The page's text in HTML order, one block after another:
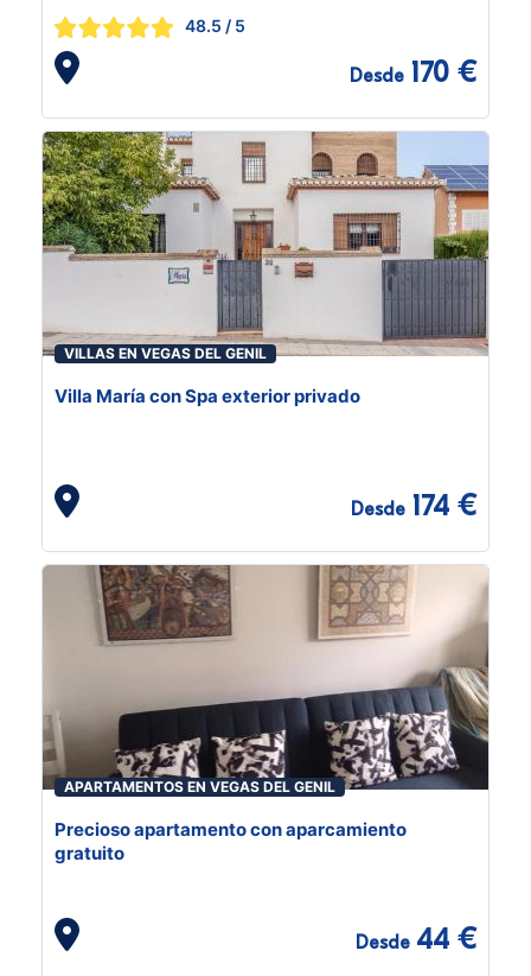
48.5 / 5
Desde 170 €
VILLAS EN VEGAS DEL GENIL
Villa María con Spa exterior privado
Desde 174 €
APARTAMENTOS EN VEGAS DEL GENIL
Precioso apartamento con aparcamiento
gratuito
Desde 44 €